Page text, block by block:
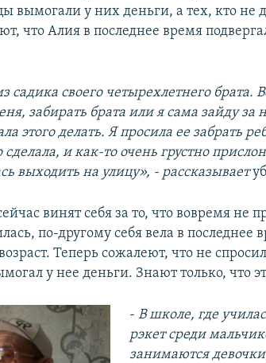
вымогали у них деньги, а тех, кто не
что Алия в последнее время
садика своего четырехлетнего брата.
забирать брата или я сама зайду за
этого делать. Я просила ее забрать
сделала, и как-то очень грустно
выходить на улицу», - рассказывает
винят себя за то, что вовремя не
по-другому себя вела в последнее
Теперь сожалеют, что не
у нее деньги. Знают только, что
- В школе, где
рэкет среди
занимаются девочки